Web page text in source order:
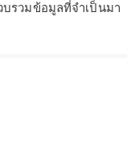
บรวมข้อมูลที่จำเป็นมา